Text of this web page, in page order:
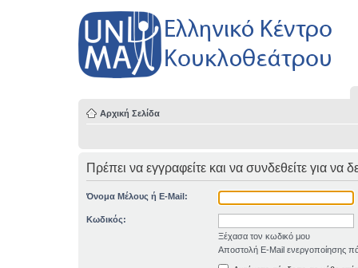
Αρχική Σελίδα
Πρέπει να εγγραφείτε και να συνδεθείτε για να
Όνομα Μέλους ή E-Mail:
Κωδικός:
Ξέχασα τον κωδικό μου
Αποστολή E-Mail ενεργοποίησης